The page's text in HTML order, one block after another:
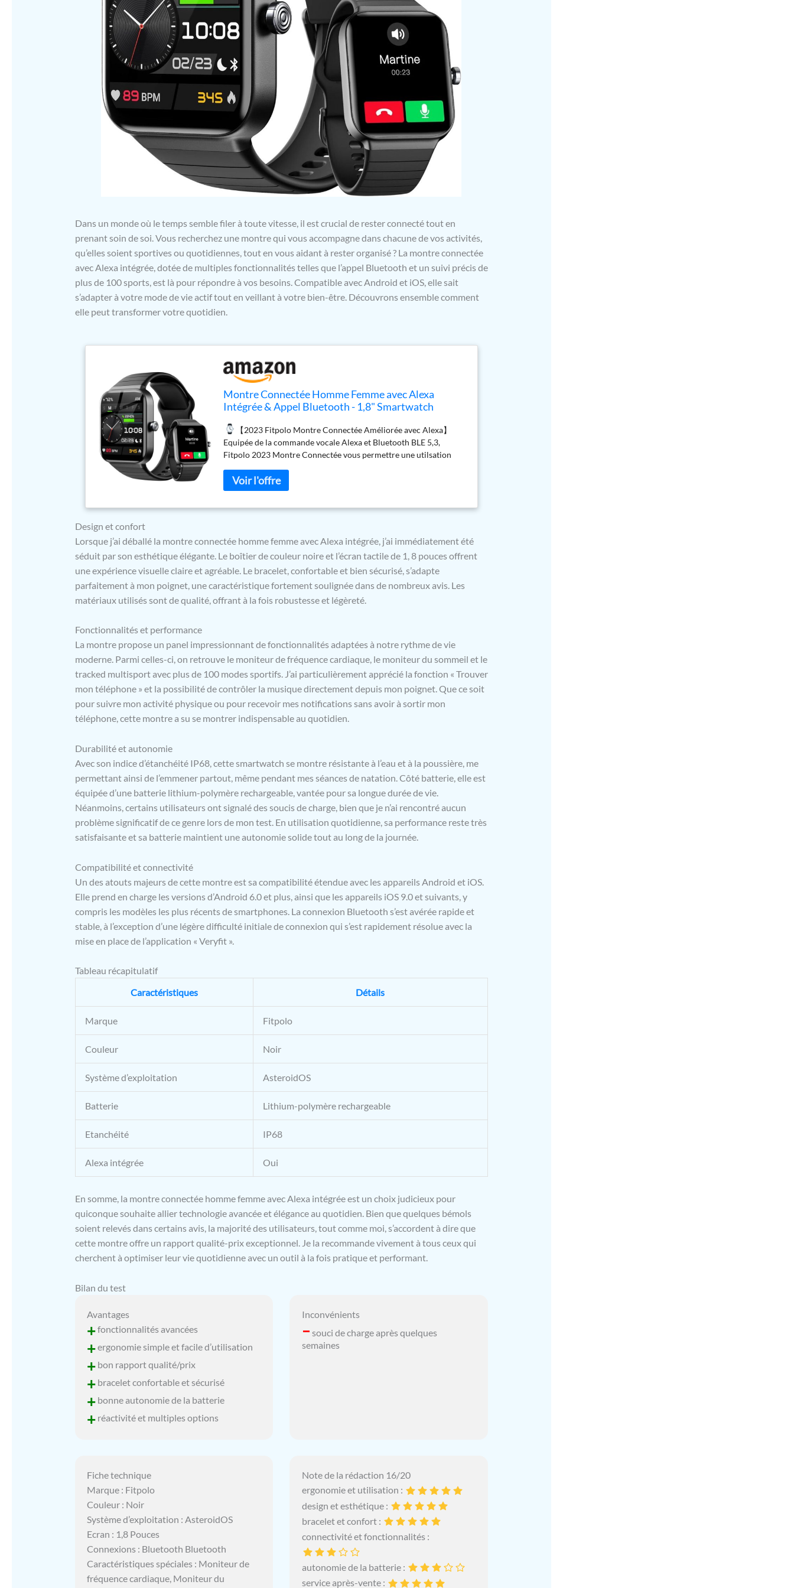
Dans un monde où le temps semble filer à toute vitesse, il est crucial de rester connecté tout en
prenant soin de soi. Vous recherchez une montre qui vous accompagne dans chacune de vos activités,
qu’elles soient sportives ou quotidiennes, tout en vous aidant à rester organisé ? La montre connectée
avec Alexa intégrée, dotée de multiples fonctionnalités telles que l’appel Bluetooth et un suivi précis de
plus de 100 sports, est là pour répondre à vos besoins. Compatible avec Android et iOS, elle sait
s’adapter à votre mode de vie actif tout en veillant à votre bien-être. Découvrons ensemble comment
elle peut transformer votre quotidien.
Montre Connectée Homme Femme avec Alexa
Intégrée & Appel Bluetooth - 1,8" Smartwatch
IP68, Moniteur Sommeil, Bracelet Fitness pour
Android iOS -Noir
【2023 Fitpolo Montre Connectée Améliorée avec Alexa】
Equipée de la commande vocale Alexa et Bluetooth BLE 5,3,
Fitpolo 2023 Montre Connectée vous permettre une utilsation
alexa: Minuteur/ Alarme/ Météo etc. Montre Connectée avec
Alexa Vocal libérez vos mains, ce qui est une assitance idéale pour
intégré et des haut-parleurs puissants. Vous pouvez recevoir les
Appels en temps réel, messages et notifications d’application
(Whats App/ Facebook/ Email etc.) directement au poignet sans
téléphone. Avec notre montre connectée, vous n'avez plus à vous
soucier de manquer des informations importantes même lorsque
vous êtes en pleine d'activité.
【100+ Mode Sportifs & IP68
l'haltérophilie, le yoga et bien d'autres. Elle affichez des
statistiques en direct sur votre poignet et détectez automatique de
la marche/course et puis enregistrez des données dans
l'application VeryFit. Avec smartwatch de IP68 étanche, vous
pouvez pofiter vous-même dans la piscine, la douche et le spa (pas
pour l'eau salée ou l'eau profonde).
【Montre de Surveillance
de la santé 24H/7Jours】 Le Bracelet Connecté Fitpolo pour
distance, le comptage des pas, la gestion du stress et les rappels de
cycle féminin pour une surveillance continue sur 24 heures. Elle
est votre gestionnaire de santé attentif, afin que vous puissiez
maîtriser votre santé.
【Montre Connectée Multifonction】
Nos montres connectée IDW15 condisposent également d'une
variété de fonctions pour vous explorer : Horloge, Météo,
Recherche votre téléphone, Lampe de poche, Contrôle de la
vibration pour rester organisé et en bonne santé.
【Fitpolo
Montre de Grande Capacité】 La montre digitale avec un écran
tactile de 1,8 pouce HD claire offre 100+ Cadrans à travers
VeryFit APP, vous pouvez aussi personnaliser vous-même. Elle est
équipée d'une batterie de 300mAh de grande capacité qui offre
une seule charge de 2,5 heures suffit pour 5-8 jours d'utilisation.
pour PC, iPad ou tablettes).
Design et confort
Lorsque j’ai déballé la montre connectée homme femme avec Alexa intégrée, j’ai immédiatement été
séduit par son esthétique élégante. Le boîtier de couleur noire et l’écran tactile de 1, 8 pouces offrent
une expérience visuelle claire et agréable. Le bracelet, confortable et bien sécurisé, s’adapte
parfaitement à mon poignet, une caractéristique fortement soulignée dans de nombreux avis. Les
matériaux utilisés sont de qualité, offrant à la fois robustesse et légèreté.
Fonctionnalités et performance
La montre propose un panel impressionnant de fonctionnalités adaptées à notre rythme de vie
moderne. Parmi celles-ci, on retrouve le moniteur de fréquence cardiaque, le moniteur du sommeil et le
tracked multisport avec plus de 100 modes sportifs. J’ai particulièrement apprécié la fonction « Trouver
mon téléphone » et la possibilité de contrôler la musique directement depuis mon poignet. Que ce soit
pour suivre mon activité physique ou pour recevoir mes notifications sans avoir à sortir mon
téléphone, cette montre a su se montrer indispensable au quotidien.
Durabilité et autonomie
Avec son indice d’étanchéité IP68, cette smartwatch se montre résistante à l’eau et à la poussière, me
permettant ainsi de l’emmener partout, même pendant mes séances de natation. Côté batterie, elle est
équipée d’une batterie lithium-polymère rechargeable, vantée pour sa longue durée de vie.
Néanmoins, certains utilisateurs ont signalé des soucis de charge, bien que je n’ai rencontré aucun
problème significatif de ce genre lors de mon test. En utilisation quotidienne, sa performance reste très
satisfaisante et sa batterie maintient une autonomie solide tout au long de la journée.
Compatibilité et connectivité
Un des atouts majeurs de cette montre est sa compatibilité étendue avec les appareils Android et iOS.
Elle prend en charge les versions d’Android 6.0 et plus, ainsi que les appareils iOS 9.0 et suivants, y
compris les modèles les plus récents de smartphones. La connexion Bluetooth s’est avérée rapide et
stable, à l’exception d’une légère difficulté initiale de connexion qui s’est rapidement résolue avec la
mise en place de l’application « Veryfit ».
Tableau récapitulatif
Caractéristiques
Détails
Marque Fitpolo
Couleur Noir
Système d’exploitation AsteroidOS
Batterie Lithium-polymère rechargeable
Etanchéité IP68
Alexa intégrée Oui
En somme, la montre connectée homme femme avec Alexa intégrée est un choix judicieux pour
quiconque souhaite allier technologie avancée et élégance au quotidien. Bien que quelques bémols
soient relevés dans certains avis, la majorité des utilisateurs, tout comme moi, s’accordent à dire que
cette montre offre un rapport qualité-prix exceptionnel. Je la recommande vivement à tous ceux qui
cherchent à optimiser leur vie quotidienne avec un outil à la fois pratique et performant.
Bilan du test
Avantages
+fonctionnalités avancées
+ergonomie simple et facile d’utilisation
+bon rapport qualité/prix
+bracelet confortable et sécurisé
+bonne autonomie de la batterie
+réactivité et multiples options
Inconvénients
– souci de charge après quelques
semaines
Fiche technique
Marque : Fitpolo
Couleur : Noir
Système d’exploitation : AsteroidOS
Ecran : 1,8 Pouces
Connexions : Bluetooth Bluetooth
Caractéristiques spéciales : Moniteur de
fréquence cardiaque, Moniteur du
Note de la rédaction 16/20
ergonomie et utilisation :
design et esthétique :
bracelet et confort :
connectivité et fonctionnalités :
autonomie de la batterie :
service après-vente :